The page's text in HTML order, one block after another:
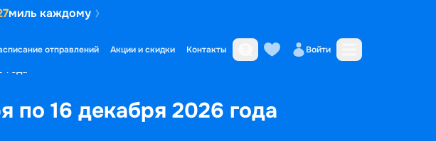
миль каждому
отправлений Акции и скидки Контакты Войти
года
по 16 декабря 2026 года